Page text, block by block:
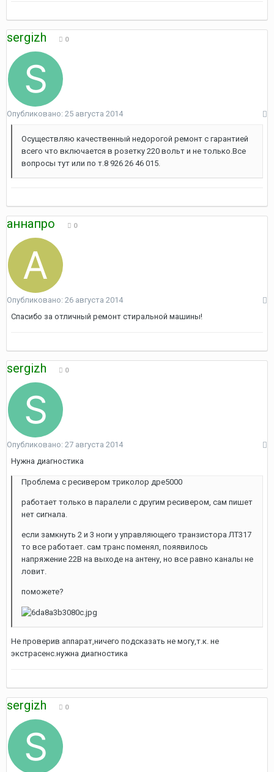
sergizh 0
Опубликовано: 25 августа 2014
Осуществляю качественный недорогой ремонт с гарантией
всего что включается в розетку 220 вольт и не только.Все
вопросы тут или по т.8 926 26 46 015.
аннапро 0
Опубликовано: 26 августа 2014
Спасибо за отличный ремонт стиральной машины!
sergizh 0
Опубликовано: 27 августа 2014
Нужна диагностика
Проблема с ресивером триколор дре5000
работает только в паралели с другим ресивером, сам пишет
нет сигнала.
если замкнуть 2 и 3 ноги у управляющего транзистора ЛТ317
то все работает. сам транс поменял, пояявилось
напряжение 22В на выходе на антену, но все равно каналы не
ловит.
поможете?
Не проверив аппарат,ничего подсказать не могу,т.к. не
экстрасенс.нужна диагностика
sergizh 0